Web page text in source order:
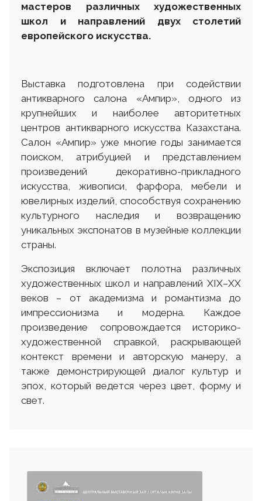
мастеров различных художественных
школ и направлений двух столетий
европейского искусства.
Выставка подготовлена при содействии
антикварного салона «Ампир», одного из
крупнейших и наиболее авторитетных
центров антикварного искусства Казахстана.
Салон «Ампир» уже многие годы занимается
поиском, атрибуцией и представлением
произведений декоративно-прикладного
искусства, живописи, фарфора, мебели и
ювелирных изделий, способствуя сохранению
культурного наследия и возвращению
уникальных экспонатов в музейные коллекции
страны.
Экспозиция включает полотна различных
художественных школ и направлений XIX–XX
веков – от академизма и романтизма до
импрессионизма и модерна. Каждое
произведение сопровождается историко-
художественной справкой, раскрывающей
контекст времени и авторскую манеру, а
также демонстрирующей диалог культур и
эпох, который ведется через цвет, форму и
свет.